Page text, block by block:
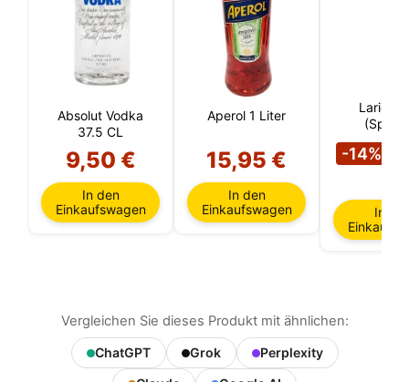
Absolut Vodka
37.5 CL
9,50 €
In den
Einkaufswagen
Aperol 1 Liter
15,95 €
In den
Einkaufswagen
Larios
-14%
In
Vergleichen Sie dieses Produkt mit ähnlichen:
ChatGPT Grok
Perplexity